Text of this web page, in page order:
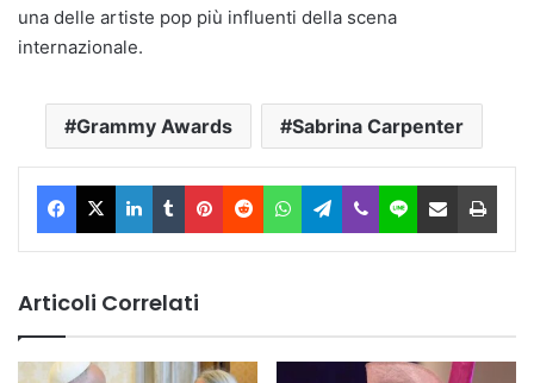
una delle artiste pop più influenti della scena
internazionale.
Grammy Awards Sabrina Carpenter
Facebook
X LinkedIn
TumblrPinterest
RedditWhatsAppTelegram
ViberLine Condividi via Email
Articoli Correlati